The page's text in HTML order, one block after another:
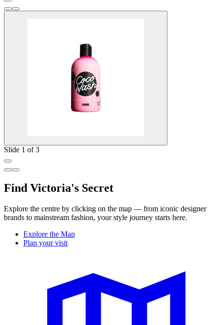
Slide 1 of 3
Find Victoria's Secret
Explore the centre by clicking on the map — from iconic designer
brands to mainstream fashion, your style journey starts here.
Explore the Map
Plan your visit